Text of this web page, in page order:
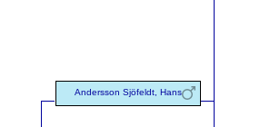
Andersson Sjöfeldt, Hans